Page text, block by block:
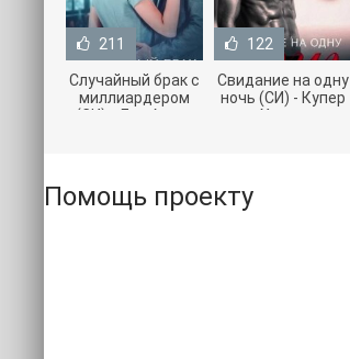
211
Случайный брак с
миллиардером
(СИ) - Лав Агата
122
Свидание на одну
ночь (СИ) - Купер
Хелен
Помощь проекту